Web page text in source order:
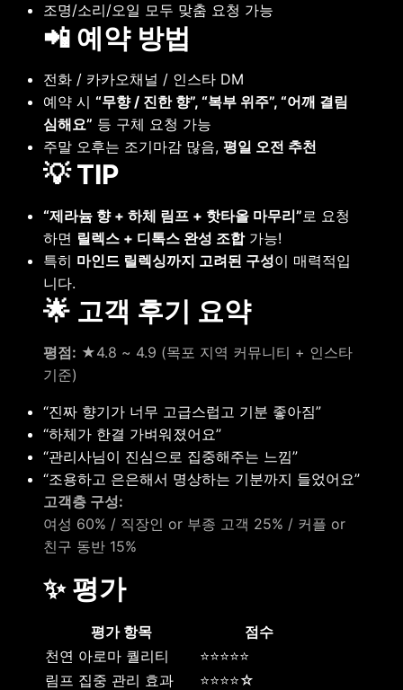
조명/소리/오일 모두 맞춤 요청 가능
📲 예약 방법
전화 / 카카오채널 / 인스타 DM
예약 시 “무향 / 진한 향”, “복부 위주”, “어깨 결림
심해요” 등 구체 요청 가능
주말 오후는 조기마감 많음, 평일 오전 추천
💡 TIP
“제라늄 향 + 하체 림프 + 핫타올 마무리”로 요청
하면 릴렉스 + 디톡스 완성 조합가능!
특히 마인드 릴렉싱까지 고려된 구성이 매력적입
니다.
🌟 고객 후기 요약
평점: ★4.8 ~ 4.9 (목포 지역 커뮤니티 + 인스타
기준)
“진짜 향기가 너무 고급스럽고 기분 좋아짐”
“하체가 한결 가벼워졌어요”
“관리사님이 진심으로 집중해주는 느낌”
“조용하고 은은해서 명상하는 기분까지 들었어요”
고객층 구성:
여성 60% / 직장인 or 부종 고객 25% / 커플 or
친구 동반 15%
✨ 평가
평가 항목
점수
천연 아로마 퀄리티
⭐⭐⭐⭐⭐
림프 집중 관리 효과
⭐⭐⭐⭐☆